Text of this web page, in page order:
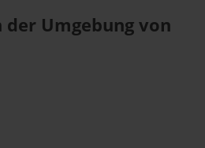
Umgebung von